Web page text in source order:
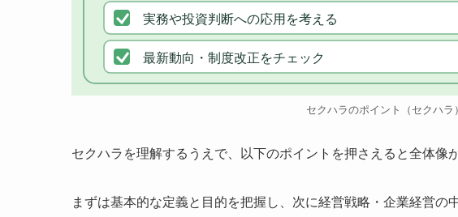
実務や投資判断への応用を考える
最新動向・制度改正をチェック
セクハラのポイント（セクハラ
セクハラを理解するうえで、以下のポイントを押さえると全体像
まずは基本的な定義と目的を把握し、次に経営戦略・企業経営の